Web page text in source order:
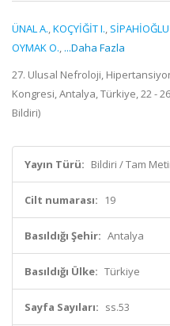
ÜNAL A.,KOÇYİĞİT I.,
OYMAK O., ...Daha Fazla
27. Ulusal Nefroloji,
Kongresi, Antalya, Türkiye, 22 -
Bildiri)
Yayın Türü: Bildiri / Tam
Cilt numarası: 19
Basıldığı Şehir: Antalya
Basıldığı Ülke: Türkiye
Sayfa Sayıları: ss.53